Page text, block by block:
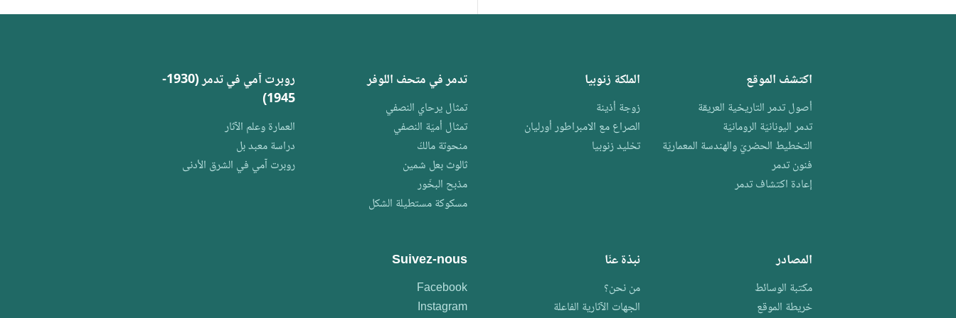
اكتشف الموقع
أصول تدمر التاريخية العريقة
تدمر اليونانيّة الرومانيّة
التخطيط الحضريّ والهندسة المعماريّة
فنون تدمر
إعادة اكتشاف تدمر
الملكة زنوبيا
زوجة أذينة
الصراع مع الامبراطور أورليان
تخليد زنوبيا
تدمر في متحف اللوفر
تمثال يرحاي النصفي
تمثال أميّة النصفي
منحوتة مالكُ
ثالوث بعل شمين
مذبح البخّور
مسكوكة مستطيلة الشكل
روبرت آمي في تدمر (1930-
1945)
العمارة وعلم الآثار
دراسة معبد بل
روبرت آمي في الشرق الأدنى
المصادر
مكتبة الوسائط
خريطة الموقع
نبذة عنّا
من نحن؟
الجهات الآثارية الفاعلة
Suivez-nous
Facebook
Instagram